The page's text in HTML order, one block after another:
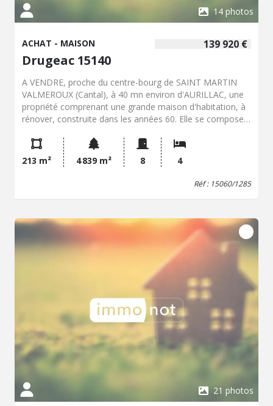
14 photos
139 920 €
ACHAT - MAISON
Drugeac 15140
A VENDRE, proche du centre-bourg de SAINT MARTIN
VALMEROUX (Cantal), à 40 mn environ d'AURILLAC, une
propriété comprenant une grande maison d'habitation, à
rénover, construite dans les années 60. Elle se compose
cuisine aménagée, un séjour avec cheminée et balcon
filant pour profiter de la vue dégagée, un dégagement
avec placards, 4 chambres et salle d'eau, wc séparé. - au
rez-de-jardin: deux logements qui peuvent être
atelier/chaufferie et cave. DPE classe F. Chauffage au fuel.
Tout à l'égout. Travaux à prévoir (radiateurs à changer,
électricité à remettre aux normes, rénovations sanitaires,
rafraîchissement peintures, certaines fenêtres à changer,
isolation). Dépendance avec terrasse et à usage de
garage comprenant 3 places de véhicules. Parc arboré
bien exposé, vue agéable. Pas de vis-à-vis.
213 m² 4 839 m² 8 4
Réf : 15060/1285
21 photos